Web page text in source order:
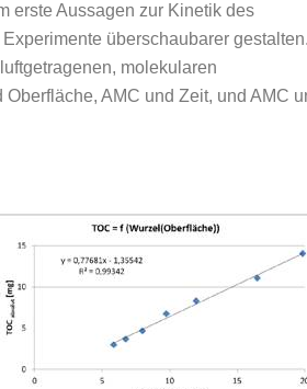
erste Aussagen zur Kinetik des
überschaubarer
molekularen
AMC und Zeit, und AMC